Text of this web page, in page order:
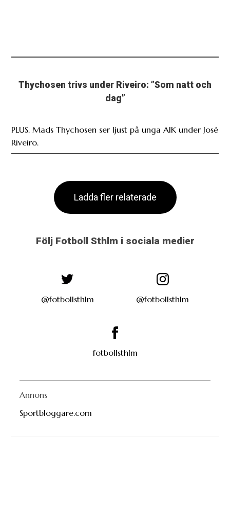
Thychosen trivs under Riveiro: ”Som natt och
dag”
PLUS. Mads Thychosen ser ljust på unga AIK under José
Riveiro.
Ladda fler relaterade
Följ Fotboll Sthlm i sociala medier
@fotbollsthlm @fotbollsthlm
fotbollsthlm
Annons
Sportbloggare.com